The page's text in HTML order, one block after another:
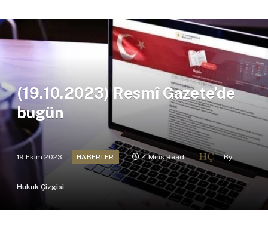
(19.10.2023) Resmî Gazete’de
bugün
19 Ekim 2023 HABERLER 4 Mins Read By
Hukuk Çizgisi